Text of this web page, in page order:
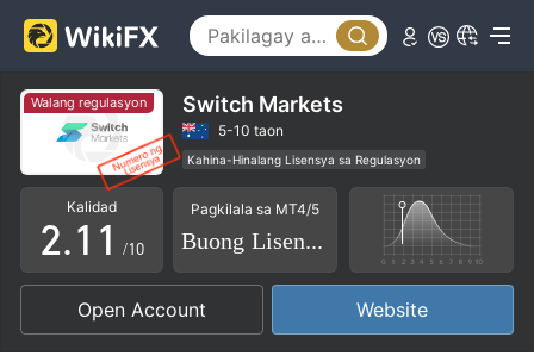
Walang regulasyon Switch Markets
5-10 taon
Kahina-Hinalang Lisensya sa Regulasyon
Ang buong lisensya ng MT5
Mga Broker ng Panrehiyon
Mataas na potensyal na peligro
Kalidad
0
1
2
3
4
.
0
1
2
3
0
1
2
3
/10
Pagkilala sa MT4/5
Buong Lisensya
Open Account Website